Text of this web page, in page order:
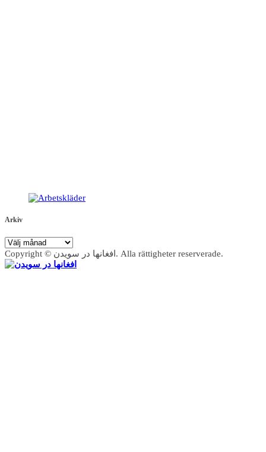
Arkiv
Arkiv
Copyright © افغانها در سویدن. Alla rättigheter reserverade.